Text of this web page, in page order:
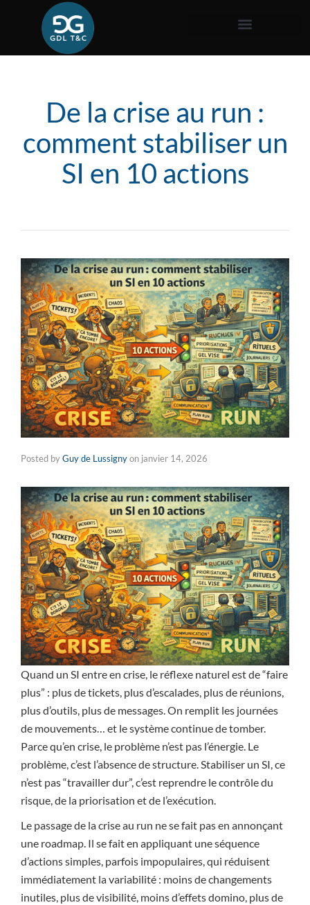
De la crise au run :
comment stabiliser un
SI en 10 actions
Posted byGuy de Lussignyon janvier 14, 2026
Quand un SI entre en crise, le réflexe naturel est de “faire
plus” : plus de tickets, plus d’escalades, plus de réunions,
plus d’outils, plus de messages. On remplit les journées
de mouvements… et le système continue de tomber.
Parce qu’en crise, le problème n’est pas l’énergie. Le
problème, c’est l’absence de structure. Stabiliser un SI, ce
n’est pas “travailler dur”, c’est reprendre le contrôle du
risque, de la priorisation et de l’exécution.
Le passage de la crise au run ne se fait pas en annonçant
une roadmap. Il se fait en appliquant une séquence
d’actions simples, parfois impopulaires, qui réduisent
immédiatement la variabilité : moins de changements
inutiles, plus de visibilité, moins d’effets domino, plus de